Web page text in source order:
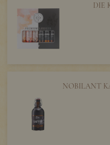
DIE
NOBILANT